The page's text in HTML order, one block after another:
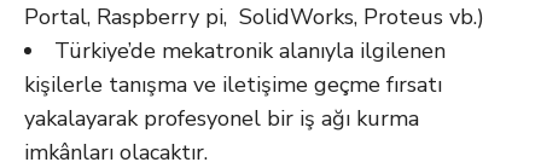
Portal, Raspberry pi, SolidWorks, Proteus vb.)
Türkiye’de mekatronik alanıyla ilgilenen
kişilerle tanışma ve iletişime geçme fırsatı
yakalayarak profesyonel bir iş ağı kurma
imkânları olacaktır.